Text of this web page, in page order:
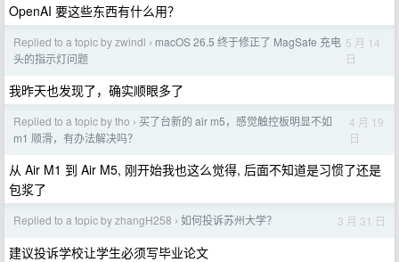
OpenAI 要这些东西有什么用？
Replied to a topic by zwindl › macOS 26.5 终于修正了 MagSafe 充电
头的指示灯问题
5 月 14
日
我昨天也发现了，确实顺眼多了
Replied to a topic by tho › 买了台新的 air m5，感觉触控板明显不如
m1 顺滑，有办法解决吗？
4 月 19
日
从 Air M1 到 Air M5, 刚开始我也这么觉得, 后面不知道是习惯了还是
包浆了
Replied to a topic by zhangH258 › 如何投诉苏州大学？ 3 月 31 日
建议投诉学校让学生必须写毕业论文